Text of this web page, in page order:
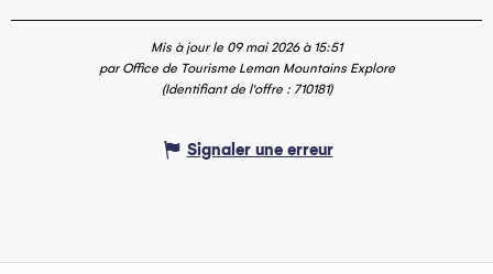
Mis à jour le 09 mai 2026 à 15:51
par Office de Tourisme Leman Mountains Explore
(Identifiant de l'offre : 710181)
Signaler une erreur